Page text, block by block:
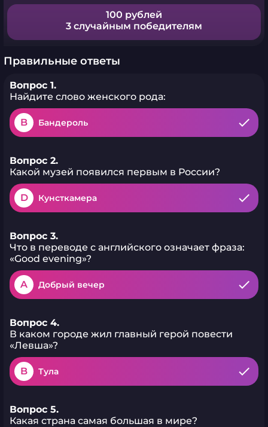
100 рублей
3 случайным победителям
Правильные ответы
Вопрос 1.
Найдите слово женского рода:
B Бандероль
Вопрос 2.
Какой музей появился первым в России?
D Кунсткамера
Вопрос 3.
Что в переводе с английского означает фраза:
«Good evening»?
A Добрый вечер
Вопрос 4.
В каком городе жил главный герой повести
«Левша»?
B Тула
Вопрос 5.
Какая страна самая большая в мире?